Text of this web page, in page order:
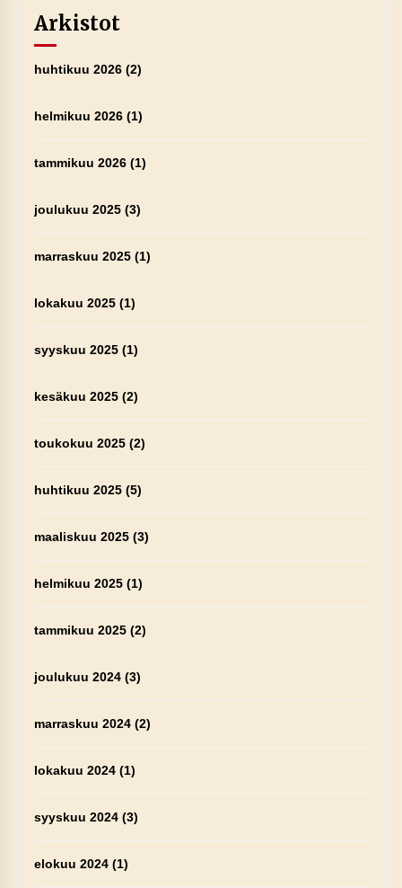
Arkistot
huhtikuu 2026(2)
helmikuu 2026(1)
tammikuu 2026(1)
joulukuu 2025(3)
marraskuu 2025(1)
lokakuu 2025(1)
syyskuu 2025(1)
kesäkuu 2025(2)
toukokuu 2025(2)
huhtikuu 2025(5)
maaliskuu 2025(3)
helmikuu 2025(1)
tammikuu 2025(2)
joulukuu 2024(3)
marraskuu 2024(2)
lokakuu 2024(1)
syyskuu 2024(3)
elokuu 2024(1)